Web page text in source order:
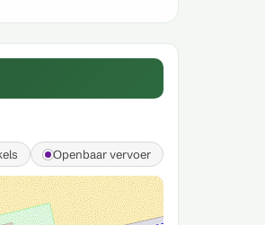
Openbaar vervoer